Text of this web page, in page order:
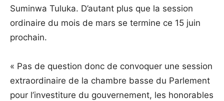
Suminwa Tuluka. D’autant plus que la session
ordinaire du mois de mars se termine ce 15 juin
prochain.
« Pas de question donc de convoquer une session
extraordinaire de la chambre basse du Parlement
pour l’investiture du gouvernement, les honorables